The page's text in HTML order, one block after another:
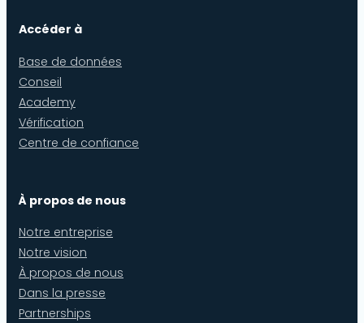
Accéder à
Base de données
Conseil
Academy
Vérification
Centre de confiance
À propos de nous
Notre entreprise
Notre vision
À propos de nous
Dans la presse
Partnerships